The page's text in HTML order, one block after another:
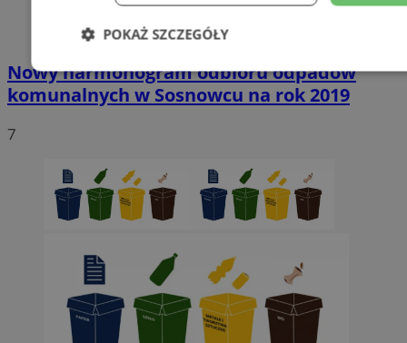
Nowy harmonogram odbioru odpadów
komunalnych w Sosnowcu na rok 2019
7
POKAŻ SZCZEGÓŁY
Niezbędne Wydajność
Niezbędne Wydajność Targetowanie
Niezbędne pliki cookie umożliwiają korzystanie z podstawowych
takich jak logowanie użytkownika i zarządzanie kontem. Bez
można prawidłowo korzystać ze strony internetowej.